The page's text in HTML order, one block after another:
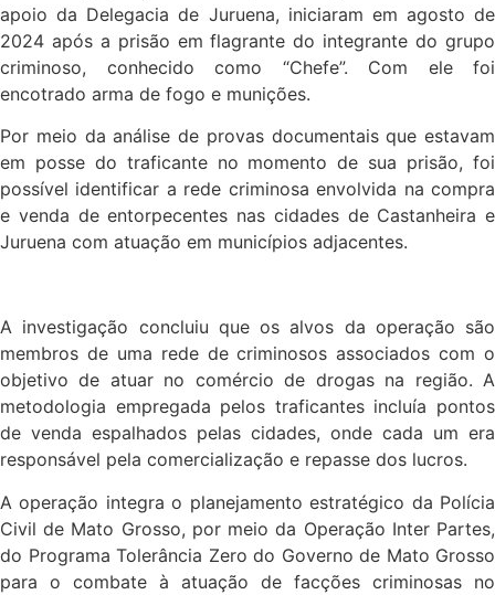
apoio da Delegacia de Juruena, iniciaram em agosto de
2024 após a prisão em flagrante do integrante do grupo
criminoso, conhecido como “Chefe”. Com ele foi
encotrado arma de fogo e munições.
Por meio da análise de provas documentais que estavam
em posse do traficante no momento de sua prisão, foi
possível identificar a rede criminosa envolvida na compra
e venda de entorpecentes nas cidades de Castanheira e
Juruena com atuação em municípios adjacentes.
A investigação concluiu que os alvos da operação são
membros de uma rede de criminosos associados com o
objetivo de atuar no comércio de drogas na região. A
metodologia empregada pelos traficantes incluía pontos
de venda espalhados pelas cidades, onde cada um era
responsável pela comercialização e repasse dos lucros.
A operação integra o planejamento estratégico da Polícia
Civil de Mato Grosso, por meio da Operação Inter Partes,
do Programa Tolerância Zero do Governo de Mato Grosso
para o combate à atuação de facções criminosas no